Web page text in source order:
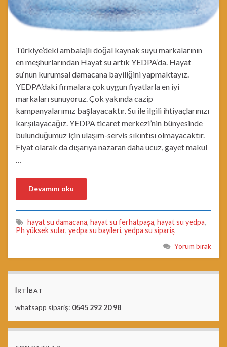
Türkiye’deki ambalajlı doğal kaynak suyu markalarının
en meşhurlarından Hayat su artık YEDPA’da. Hayat
su‘nun kurumsal damacana bayiliğini yapmaktayız.
YEDPA’daki firmalara çok uygun fiyatlarla en iyi
markaları sunuyoruz. Çok yakında cazip
kampanyalarımız başlayacaktır. Su ile ilgili ihtiyaçlarınızı
karşılayacağız. YEDPA ticaret merkezi’nin bünyesinde
bulunduğumuz için ulaşım-servis sıkıntısı olmayacaktır.
Fiyat olarak da dışarıya nazaran daha ucuz, gayet makul
…
Devamını oku
hayat su damacana, hayat su ferhatpaşa, hayat su yedpa,
Ph yüksek sular, yedpa su bayileri, yedpa su sipariş
Yorum bırak
İRTİBAT
whatsapp sipariş: 0545 292 20 98